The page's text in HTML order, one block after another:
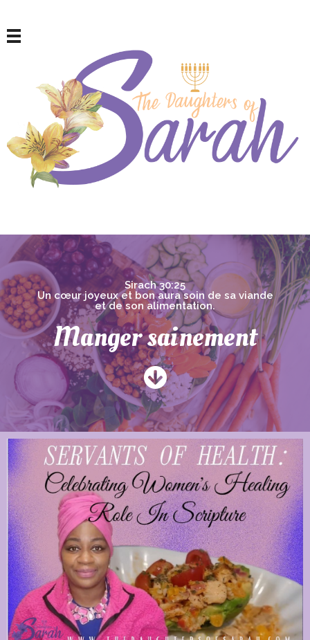
Sirach 30:25
Un cœur joyeux et bon aura soin de sa viande
et de son alimentation.
Manger sainement